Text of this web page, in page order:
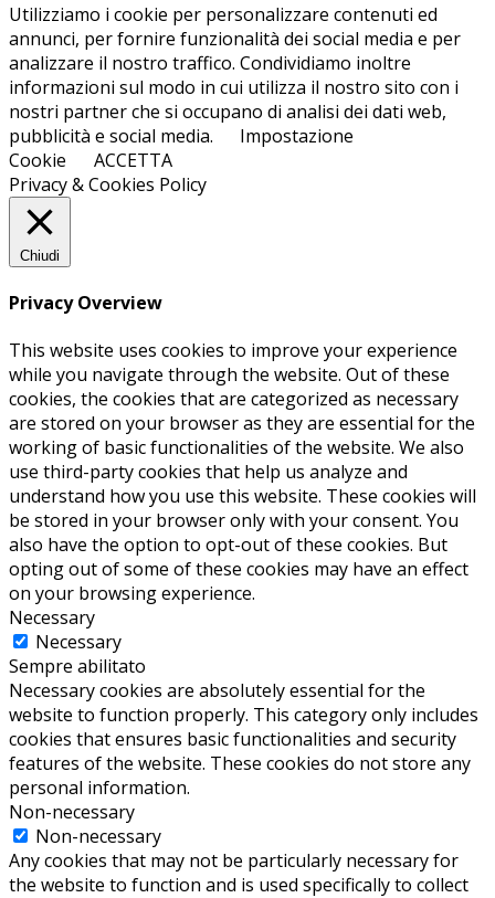
Utilizziamo i cookie per personalizzare contenuti ed
annunci, per fornire funzionalità dei social media e per
analizzare il nostro traffico. Condividiamo inoltre
informazioni sul modo in cui utilizza il nostro sito con i
nostri partner che si occupano di analisi dei dati web,
pubblicità e social media.
Impostazione
Cookie
ACCETTA
Privacy & Cookies Policy
Chiudi
Privacy Overview
This website uses cookies to improve your experience
while you navigate through the website. Out of these
cookies, the cookies that are categorized as necessary
are stored on your browser as they are essential for the
working of basic functionalities of the website. We also
use third-party cookies that help us analyze and
understand how you use this website. These cookies will
be stored in your browser only with your consent. You
also have the option to opt-out of these cookies. But
opting out of some of these cookies may have an effect
on your browsing experience.
Necessary
Necessary
Sempre abilitato
Necessary cookies are absolutely essential for the
website to function properly. This category only includes
cookies that ensures basic functionalities and security
features of the website. These cookies do not store any
personal information.
Non-necessary
Non-necessary
Any cookies that may not be particularly necessary for
the website to function and is used specifically to collect